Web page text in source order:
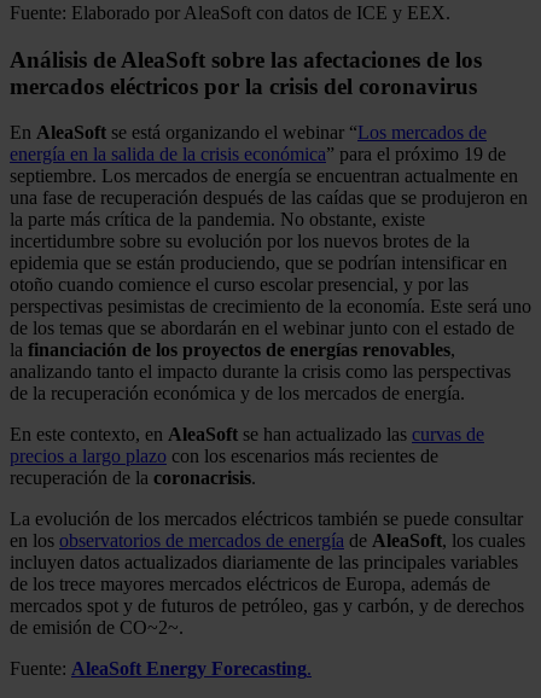
Fuente: Elaborado por AleaSoft con datos de ICE y EEX.
Análisis de AleaSoft sobre las afectaciones de los
mercados eléctricos por la crisis del coronavirus
En AleaSoft se está organizando el webinar “Los mercados de
energía en la salida de la crisis económica” para el próximo 19 de
septiembre. Los mercados de energía se encuentran actualmente en
una fase de recuperación después de las caídas que se produjeron en
la parte más crítica de la pandemia. No obstante, existe
incertidumbre sobre su evolución por los nuevos brotes de la
epidemia que se están produciendo, que se podrían intensificar en
otoño cuando comience el curso escolar presencial, y por las
perspectivas pesimistas de crecimiento de la economía. Este será uno
de los temas que se abordarán en el webinar junto con el estado de
la financiación de los proyectos de energías renovables,
analizando tanto el impacto durante la crisis como las perspectivas
de la recuperación económica y de los mercados de energía.
En este contexto, en AleaSoft se han actualizado las curvas de
precios a largo plazo con los escenarios más recientes de
recuperación de la coronacrisis.
La evolución de los mercados eléctricos también se puede consultar
en los observatorios de mercados de energía de AleaSoft, los cuales
incluyen datos actualizados diariamente de las principales variables
de los trece mayores mercados eléctricos de Europa, además de
mercados spot y de futuros de petróleo, gas y carbón, y de derechos
de emisión de CO~2~.
Fuente: AleaSoft Energy Forecasting.